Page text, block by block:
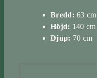
Bredd: 63 cm
Höjd: 140 cm
Djup: 70 cm